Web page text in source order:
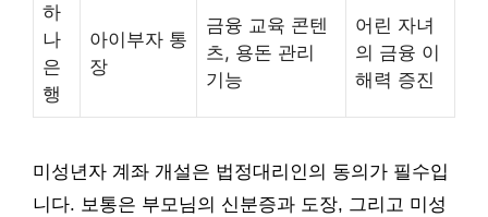
하
나
은
행
아이부자 통
장
금융 교육 콘텐
츠, 용돈 관리
기능
어린 자녀
의 금융 이
해력 증진
미성년자 계좌 개설은 법정대리인의 동의가 필수입
니다. 보통은 부모님의 신분증과 도장, 그리고 미성